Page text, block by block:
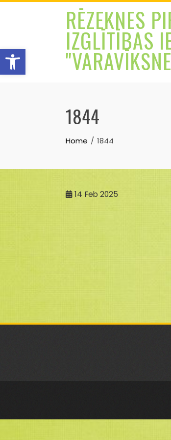
Open toolbar
Skip
RĒZEKNES
IZGLĪTĪBAS
1844
Home 1844
14 Feb 2025